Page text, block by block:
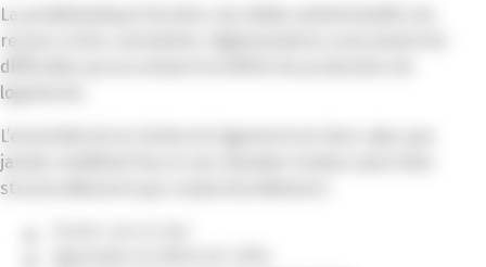
La problématique foncière, les délais administratifs, les
recours et les contraintes règlementaires sont autant de
difficultés qui accentuent le déficit de production de
logements.
L’ensemble de la chaîne du logement est donc plus que
jamais mobilisée face à une situation tendue aussi bien
structurellement que conjoncturellement :